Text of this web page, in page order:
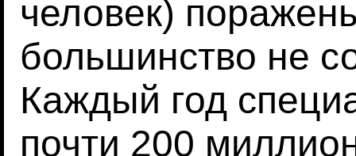
человек)
большинство не
Каждый год
почти 200